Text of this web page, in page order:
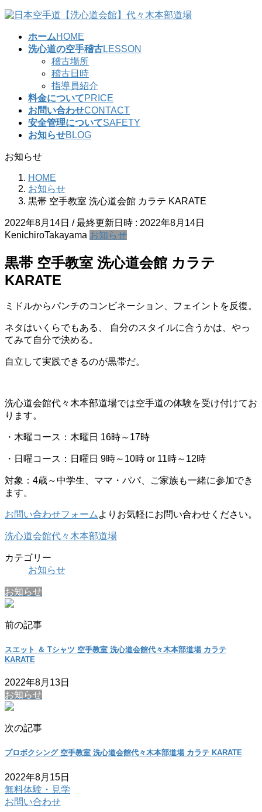
コ
ナ
ホームHOME
洗心道の空手稽古LESSON
稽古場所
稽古日時
指導員紹介
料金についてPRICE
お問い合わせCONTACT
安全管理についてSAFETY
お知らせBLOG
お知らせ
HOME
お知らせ
黒帯 空手教室 洗心道会館 カラテ KARATE
2022年8月14日 / 最終更新日時 : 2022年8月14日
KenichiroTakayama お知らせ
黒帯 空手教室 洗心道会館 カラテ
KARATE
ミドルからパンチのコンビネーション、フェイントを反復。
ネタはいくらでもある、 自分のスタイルに合うかは、やっ
てみて自分で決める。
自立して実践できるのが黒帯だ。
洗心道会館代々木本部道場では空手道の体験を受け付けてお
ります。
・木曜コース：木曜日 16時～17時
・日曜コース：日曜日 9時～10時 or 11時～12時
対象：4歳～中学生、ママ・パパ、ご家族も一緒に参加でき
ます。
お問い合わせフォーム よりお気軽にお問い合わせください。
洗心道会館代々木本部道場
カテゴリー
お知らせ
お知らせ
前の記事
スエット ＆ Tシャツ 空手教室 洗心道会館代々木本部道場 カラテ
KARATE
2022年8月13日
お知らせ
次の記事
プロボクシング 空手教室 洗心道会館代々木本部道場 カラテ KARATE
2022年8月15日
無料体験・見学
お問い合わせ